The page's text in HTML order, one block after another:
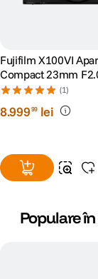
Video 4K. Viata in
foto TZ100 va
Fujifilm X100VI
Compact 23mm
40.2MP 6K IBIS
(1)
8.99999 lei
Populare